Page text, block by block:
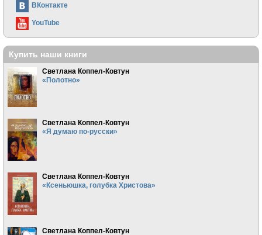
ВКонтакте
YouTube
Купить наши книги
Светлана Коппел-Ковтун
«Полотно»
Светлана Коппел-Ковтун
«Я думаю по-русски»
Светлана Коппел-Ковтун
«Ксеньюшка, голубка Христова»
Светлана Коппел-Ковтун